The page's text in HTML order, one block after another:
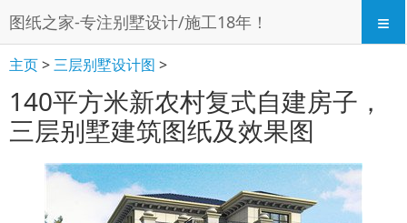
图纸之家-专注别墅设计/施工18年！ ≡
主页>三层别墅设计图 >
140平方米新农村复式自建房子，
三层别墅建筑图纸及效果图